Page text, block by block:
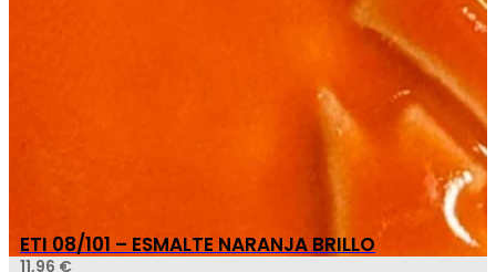
ETI 08/101 – ESMALTE NARANJA BRILLO
11,96 €